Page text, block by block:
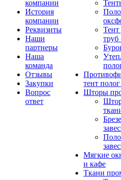
компании
История
компании
Реквизиты
Наши
партнеры
Наша
команда
Отзывы
Закупки
Вопрос
ответ
Тент
тент
Шторы
Мягкие
и кафе
Ткани